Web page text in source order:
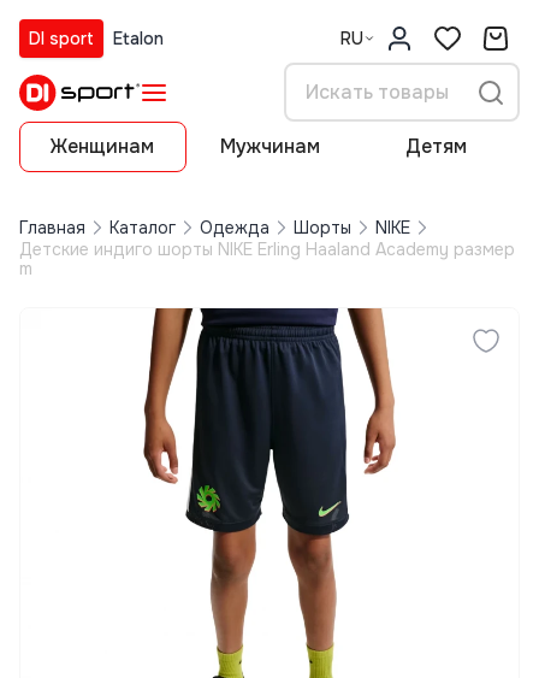
DI sport Etalon RU
Женщинам Мужчинам Детям
Главная Каталог Одежда Шорты
NIKE
Детские индиго шорты NIKE Erling Haaland Academy размер
m